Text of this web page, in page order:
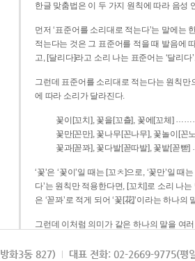
한글 맞춤법은 이 두 가지 원칙에 따라 음성
먼저 ‘표준어를 소리대로 적는다’는 말에는
적는다는 것은 그 표준어를 적을 때 발음에 따라 적는다는 뜻이다. 이를테면 [나
고, [달리다]라고 소리 나는 표준어는 ‘달리다
그런데 표준어를 소리대로 적는다는 원칙만
에 따라 소리가 달라진다.
꽃이[꼬치], 꽃을[꼬츨], 꽃에[꼬체]
꽃만[꼰만], 꽃나무[꼰나무], 꽃놀이[꼰
꽃과[꼳꽈], 꽃다발[꼳따발], 꽃밭[꼳빧]
‘꽃’은 ‘꽃이’일 때는 [꼬ㅊ]으로, ‘꽃만’일
다’는 원칙만 적용한다면, [꼬치]로 소리 나는 말은 ‘꼬치’로, [꼰만]으로 소리 나는 말은 ‘꼰
은 ‘꼳꽈’로 적게 되어 ‘꽃[花]’이라는 하나
그런데 이처럼 의미가 같은 하나의 말을 여
되게 적는 것이 의미를 파악하는 데 효과적
화3동 827) 대표 전화: 02-2669-9775(평